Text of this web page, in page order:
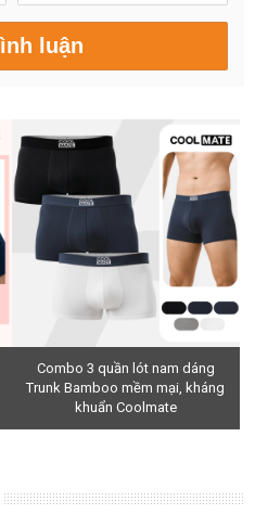
Combo 3 quần lót nam dáng
Trunk Bamboo mềm mại, kháng
khuẩn Coolmate